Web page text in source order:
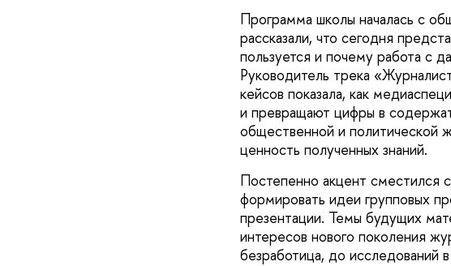
Программа школы началась с
рассказали, что сегодня
пользуется и почему работа с
Руководитель трека
кейсов показала, как
и превращают цифры в
общественной и политической
ценность полученных знаний.
Постепенно акцент сместился
формировать идеи групповых
презентации. Темы будущих
интересов нового поколения
безработица, до исследований